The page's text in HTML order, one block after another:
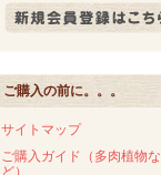
ご購入の前に。。。
サイトマップ
ご購入ガイド（多肉植物な
ど）